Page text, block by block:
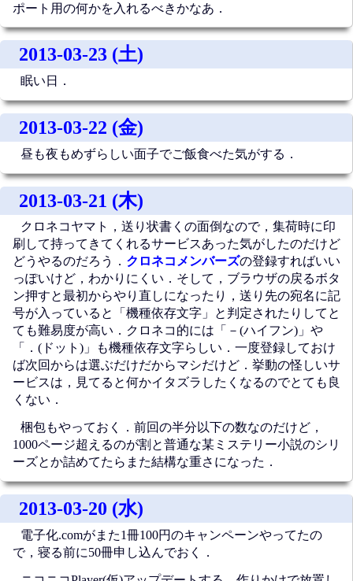
ポート用の何かを入れるべきかなあ．
2013-03-23 (土)
眠い日．
2013-03-22 (金)
昼も夜もめずらしい面子でご飯食べた気がする．
2013-03-21 (木)
クロネコヤマト，送り状書くの面倒なので，集荷時に印
刷して持ってきてくれるサービスあった気がしたのだけど
どうやるのだろう． クロネコメンバーズの登録すればいい
っぽいけど，わかりにくい．そして，ブラウザの戻るボタ
ン押すと最初からやり直しになったり，送り先の宛名に記
号が入っていると「機種依存文字」と判定されたりしてと
ても難易度が高い．クロネコ的には「－(ハイフン)」や
「．(ドット)」も機種依存文字らしい．一度登録しておけ
ば次回からは選ぶだけだからマシだけど．挙動の怪しいサ
ービスは，見てると何かイタズラしたくなるのでとても良
くない．
梱包もやっておく．前回の半分以下の数なのだけど，
1000ページ超えるのが割と普通な某ミステリー小説のシリ
ーズとか詰めてたらまた結構な重さになった．
2013-03-20 (水)
電子化.comがまた1冊100円のキャンペーンやってたの
で，寝る前に50冊申し込んでおく．